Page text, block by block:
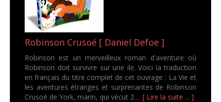
Robinson Crusoé [ Daniel Defoe ]
Robinson est un merveilleux roman d'aventure où
Robinson doit survivre sur une ile. Voici la traduction
en français du titre complet de cet ouvrage : La Vie et
les aventures étranges et surprenantes de Robinson
Crusoé de York, marin, qui vécut 2... [ Lire la suite ... ]